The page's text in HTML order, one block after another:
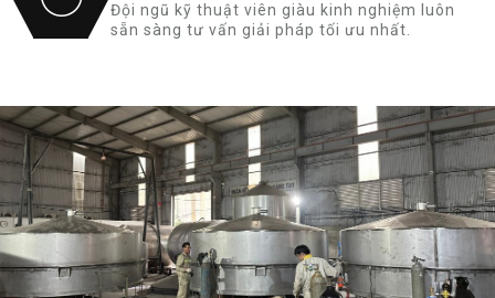
Đội ngũ kỹ thuật viên giàu kinh nghiệm luôn
sẵn sàng tư vấn giải pháp tối ưu nhất.